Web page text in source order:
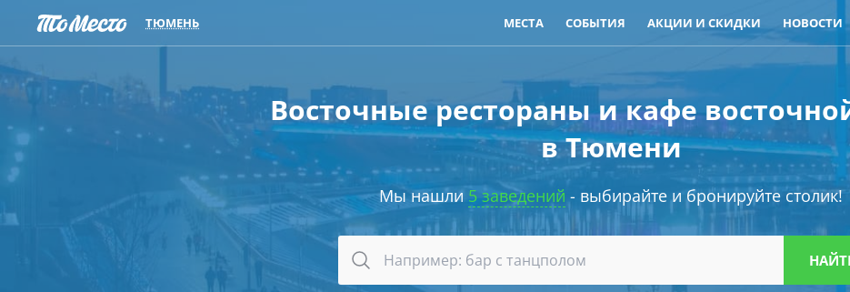
ТЮМЕНЬ МЕСТА СОБЫТИЯ АКЦИИ И СКИДКИ НОВОСТИ
Восточные рестораны и кафе
в Тюмени
Мы нашли 5 заведений - выбирайте и бронируйте столик!